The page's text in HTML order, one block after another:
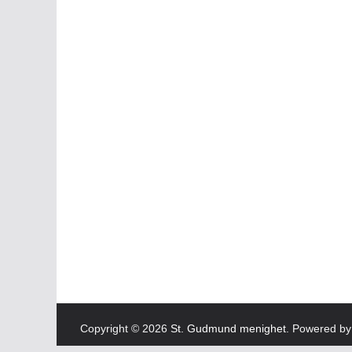
Copyright © 2026 St. Gudmund menighet . Powered by